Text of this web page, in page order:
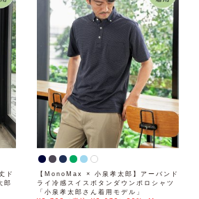
ド
郎
【MonoMax × 小泉孝太郎】アーバンド
ライ冷感スイスボタンダウンポロシャツ
「小泉孝太郎さん着用モデル」